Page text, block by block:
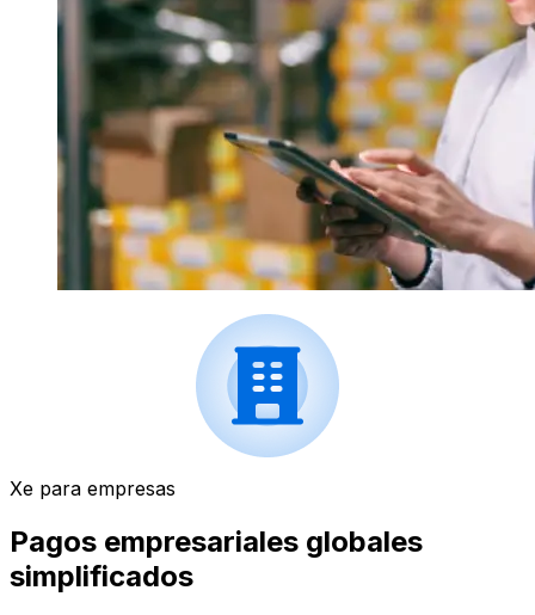
Xe para empresas
Pagos empresariales globales
simplificados